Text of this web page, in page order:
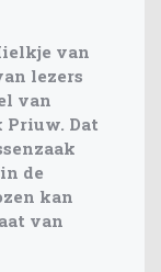
van
lezers
van
Priuw. Dat
de
kan
van